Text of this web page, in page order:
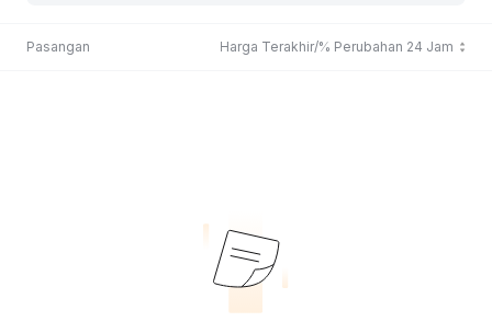
Pasangan Harga Terakhir/% Perubahan 24 Jam